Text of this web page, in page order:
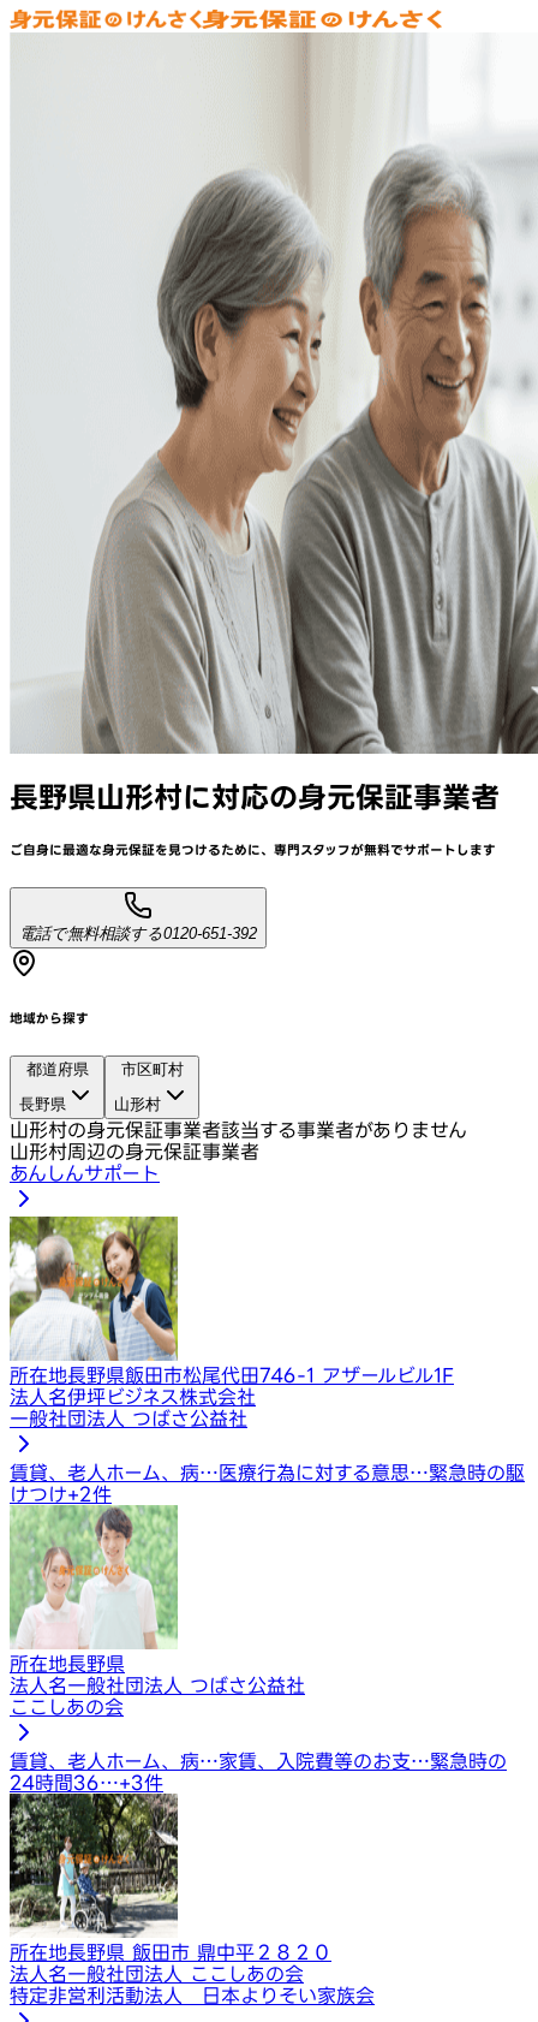
長野県山形村に対応の身元保証事業者
ご自身に最適な身元保証を見つけるために、 専門スタッフが無料でサポートします
電話で無料相談する0120-651-392
地域から探す
都道府県
長野県
市区町村
山形村
山形村の身元保証事業者該当する事業者がありません
山形村周辺の身元保証事業者
あんしんサポート
所在地長野県飯田市松尾代田746-1 アザールビル1F
法人名伊坪ビジネス株式会社
一般社団法人 つばさ公益社
賃貸、老人ホーム、病…医療行為に対する意思…緊急時の駆
けつけ+2件
所在地長野県
法人名一般社団法人 つばさ公益社
ここしあの会
賃貸、老人ホーム、病…家賃、入院費等のお支…緊急時の
24時間36…+3件
所在地長野県 飯田市 鼎中平２８２０
法人名一般社団法人 ここしあの会
特定非営利活動法人 日本よりそい家族会